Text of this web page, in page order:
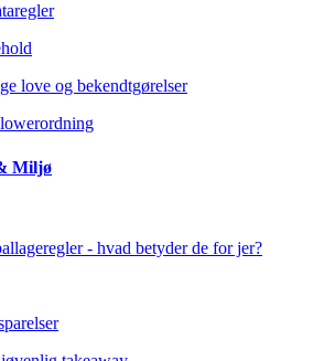
love og bekendtgørelser
Miljø
- hvad betyder de for jer?